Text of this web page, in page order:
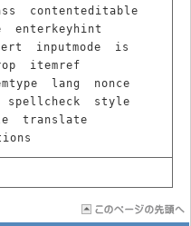
contenteditable
enterkeyhint
inputmode
is
itemref
lang
nonce
spellcheck
style
translate